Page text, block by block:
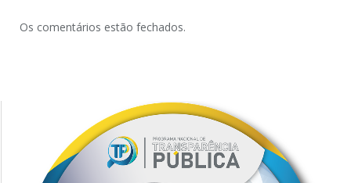
Os comentários estão fechados.